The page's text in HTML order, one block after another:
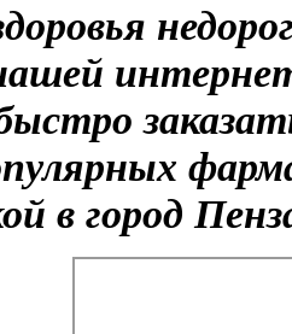
в город